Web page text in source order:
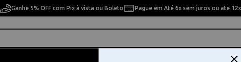
Ganhe 5% OFF com Pix à vista ou Boleto Pague em Até 6x sem juros ou ate